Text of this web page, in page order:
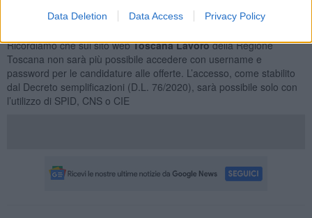
Data Deletion Data Access Privacy Policy
Posizioni Totali: 171
Ricordiamo che sul sito webToscana Lavorodella Regione
Toscana non sarà più possibile accedere con username e
password per le candidature alle offerte. L’accesso, come stabilito
dal Decreto semplificazioni (D.L. 76/2020), sarà possibile solo con
l’utilizzo di SPID, CNS o CIE